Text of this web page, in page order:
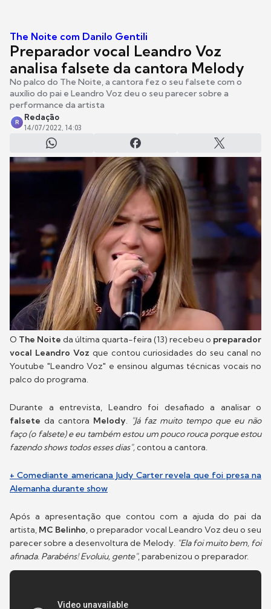
The Noite com Danilo Gentili
Preparador vocal Leandro Voz
analisa falsete da cantora Melody
No palco do The Noite, a cantora fez o seu falsete com o
auxílio do pai e Leandro Voz deu o seu parecer sobre a
performance da artista
R
Redação
14/07/2022, 14:03
O The Noite da última quarta-feira (13) recebeu o preparador
vocal Leandro Voz que contou curiosidades do seu canal no
Youtube "Leandro Voz" e ensinou algumas técnicas vocais no
palco do programa.
Durante a entrevista, Leandro foi desafiado a analisar o
falsete da cantora Melody. "Já faz muito tempo que eu não
faço (o falsete) e eu também estou um pouco rouca porque estou
fazendo shows todos esses dias",contou a cantora.
+ Comediante americana Judy Carter revela que foi presa na
Alemanha durante show
Após a apresentação que contou com a ajuda do pai da
artista, MC Belinho, o preparador vocal Leandro Voz deu o seu
parecer sobre a desenvoltura de Melody. "Ela foi muito bem, foi
afinada. Parabéns! Evoluiu, gente", parabenizou o preparador.